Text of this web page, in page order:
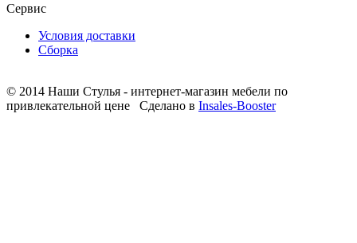
Сервис
Условия доставки
Сборка
© 2014 Наши Стулья - интернет-магазин мебели по
привлекательной цене
Сделано в Insales-Booster